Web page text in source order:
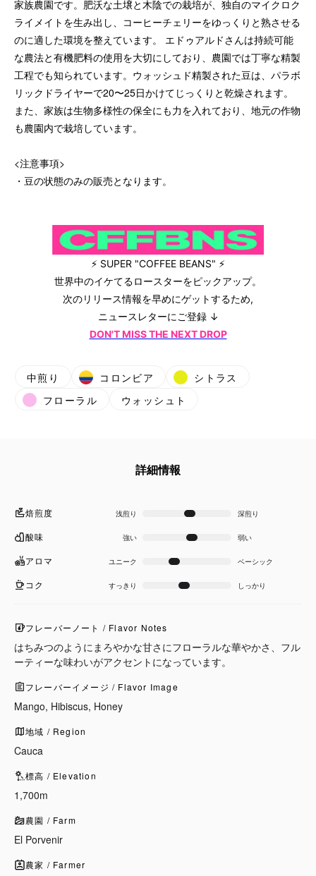
家族農園です。肥沃な土壌と木陰での栽培が、独自のマイクロク
ライメイトを生み出し、コーヒーチェリーをゆっくりと熟させる
のに適した環境を整えています。 エドゥアルドさんは持続可能
な農法と有機肥料の使用を大切にしており、農園では丁寧な精製
工程でも知られています。ウォッシュド精製された豆は、パラボ
リックドライヤーで20〜25日かけてじっくりと乾燥されます。
また、家族は生物多様性の保全にも力を入れており、地元の作物
も農園内で栽培しています。
<注意事項>
・豆の状態のみの販売となります。
⚡ SUPER "COFFEE BEANS" ⚡
世界中のイケてるロースターをピックアップ。
次のリリース情報を早めにゲットするため,
ニュースレターにご登録 ↓
DON'T MISS THE NEXT DROP
中煎り コロンビア
シトラス
フローラル
ウォッシュト
詳細情報
焙煎度 浅煎り 深煎り
酸味 強い 弱い
アロマ ユニーク ベーシック
コク すっきり しっかり
フレーバーノート / Flavor Notes
はちみつのようにまろやかな甘さにフローラルな華やかさ、フル
ーティーな味わいがアクセントになっています。
フレーバーイメージ / Flavor Image
Mango, Hibiscus, Honey
地域 / Region
Cauca
標高 / Elevation
1,700m
農園 / Farm
El Porvenir
農家 / Farmer